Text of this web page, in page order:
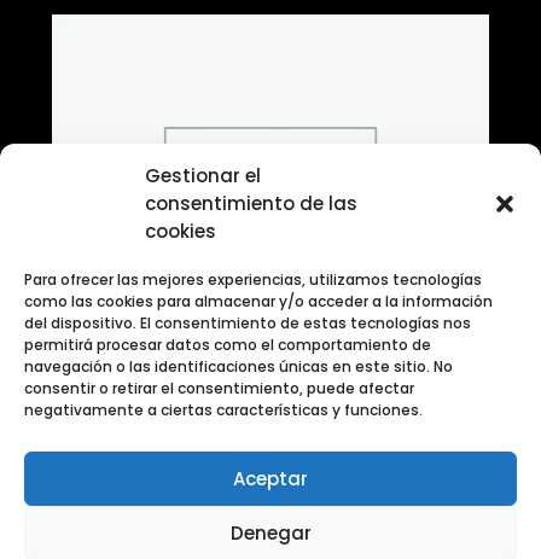
Gestionar el
consentimiento de las
cookies
Para ofrecer las mejores experiencias, utilizamos tecnologías
como las cookies para almacenar y/o acceder a la información
del dispositivo. El consentimiento de estas tecnologías nos
permitirá procesar datos como el comportamiento de
navegación o las identificaciones únicas en este sitio. No
consentir o retirar el consentimiento, puede afectar
negativamente a ciertas características y funciones.
Aceptar
Denegar
Banco de fotografias en blanco y negro urbano